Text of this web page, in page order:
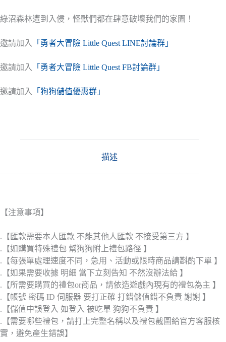
NT$30
到
綠沼森林遭到入侵，怪獸們都在肆意破壞我們的家園！
邀請加入 「勇者大冒險 Little Quest LINE討論群」
邀請加入 「勇者大冒險 Little Quest FB討論群」
邀請加入 「狗狗儲值優惠群」
描述
【注意事項】
.【匯款需要本人匯款 不能其他人匯款 不接受第三方 】
.【如購買特殊禮包 幫狗狗附上禮包路徑 】
.【每張單處理速度不同，急用、活動或限時商品請斟酌下單 】
.【如果需要收據 明細 當下立刻告知 不然沒辦法給 】
.【所需要購買的禮包or商品，請依造遊戲內現有的禮包為主 】
.【帳號 密碼 ID 伺服器 要打正確 打錯儲值錯不負責 謝謝 】
.【儲值中誤登入 如登入 被吃單 狗狗不負責 】
.【需要哪些禮包，請打上完整名稱以及禮包截圖給官方客服核
實，避免產生錯誤】